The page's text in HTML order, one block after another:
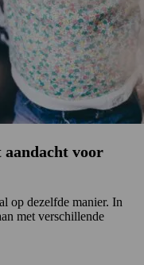
voor
op dezelfde manier. In
met verschillende